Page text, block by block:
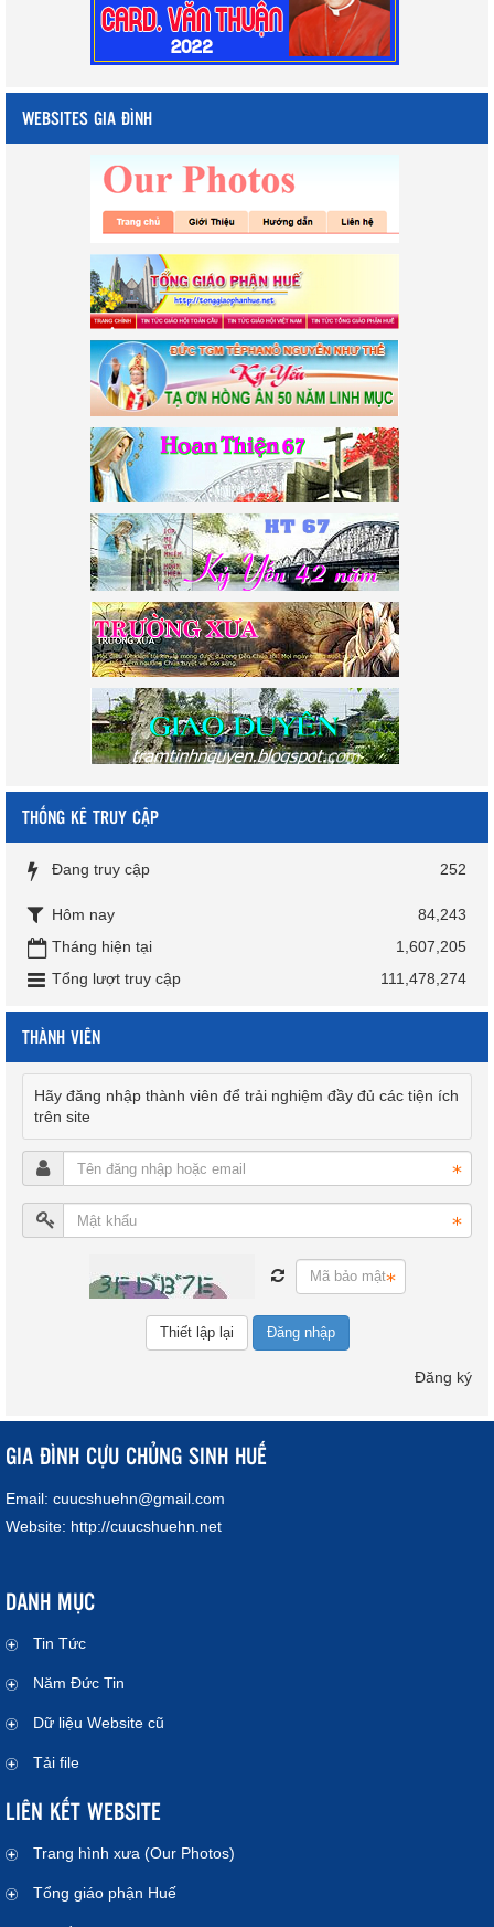
WEBSITES GIA ĐÌNH
THỐNG KÊ TRUY CẬP
Đang truy cập 252
Hôm nay
84,243
Tháng hiện tại
1,607,205
Tổng lượt truy cập
111,478,274
THÀNH VIÊN
Hãy đăng nhập thành viên để trải nghiệm đầy đủ các tiện ích
trên site
Đăng nhập
Đăng ký
GIA ĐÌNH CỰU CHỦNG SINH HUẾ
Email: cuucshuehn@gmail.com
Website: http://cuucshuehn.net
DANH MỤC
Tin Tức
Năm Đức Tin
Dữ liệu Website cũ
Tải file
LIÊN KẾT WEBSITE
Trang hình xưa (Our Photos)
Tổng giáo phận Huế